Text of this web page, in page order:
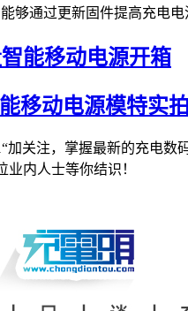
够通过更新固件提高充电
能移动电源开箱
移动电源模特实
加关注，掌握最新的充电
业内人士等你结识！